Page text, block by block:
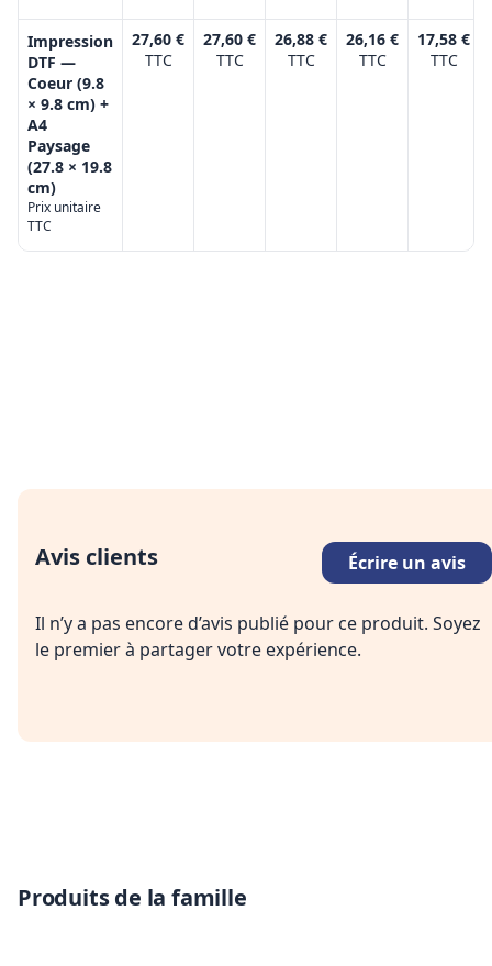
Impression
DTF —
Coeur (9.8
× 9.8 cm) +
A4
Paysage
(27.8 × 19.8
cm)
Prix unitaire
TTC
27,60 €
TTC
27,60 €
TTC
26,88 €
TTC
26,16 €
TTC
17,58 €
TTC
Avis clients Écrire un avis
Il n’y a pas encore d’avis publié pour ce produit. Soyez
le premier à partager votre expérience.
Produits de la famille